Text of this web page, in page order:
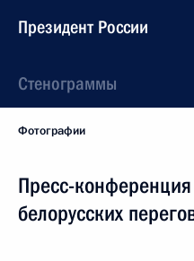
Президент России
Стенограммы
Фотографии
Пресс-
белорусских